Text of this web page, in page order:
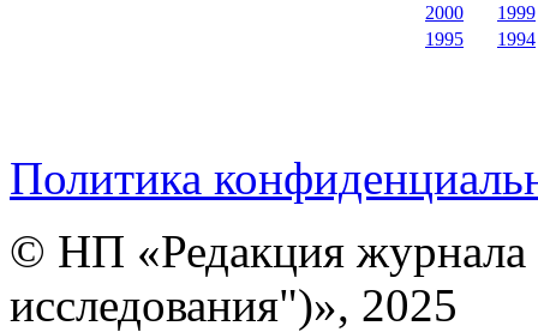
2000
1999
1995
1994
Политика
© НП «Редакция
исследования")», 2025